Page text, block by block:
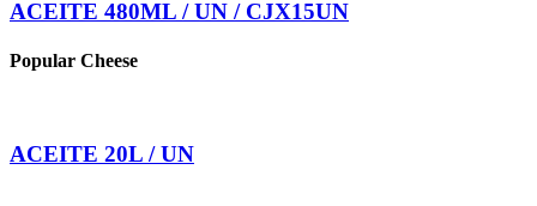
ACEITE 480ML / UN / CJX15UN
Popular Cheese
ACEITE 20L / UN